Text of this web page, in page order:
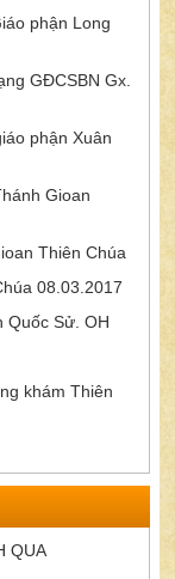
phận Long
GĐCSBN Gx.
phận Xuân
Gioan
Thiên Chúa
08.03.2017
Quốc Sử. OH
khám Thiên
QUA